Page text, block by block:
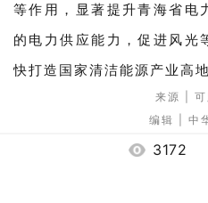
等作用，显著提升青海省电
的电力供应能力，促进风光
快打造国家清洁能源产业高
来源 | 可
编辑 | 中
3172